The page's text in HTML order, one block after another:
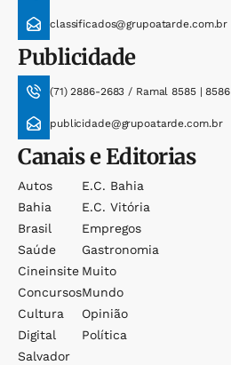
classificados@grupoatarde.com.br
Publicidade
(71) 2886-2683 / Ramal 8585 | 8586
publicidade@grupoatarde.com.br
Canais e Editorias
Autos
Bahia
Brasil
Saúde
Cineinsite
Concursos
Cultura
Digital
Salvador
E.c. Bahia
E.c. Vitória
Empregos
Gastronomia
Muito
Mundo
Opinião
Política